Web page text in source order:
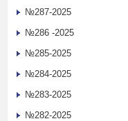
№287-2025
№286 -2025
№285-2025
№284-2025
№283-2025
№282-2025